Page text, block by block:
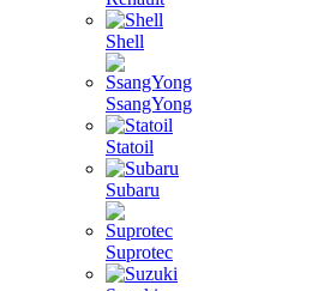
Shell
SsangYong
Statoil
Subaru
Suprotec